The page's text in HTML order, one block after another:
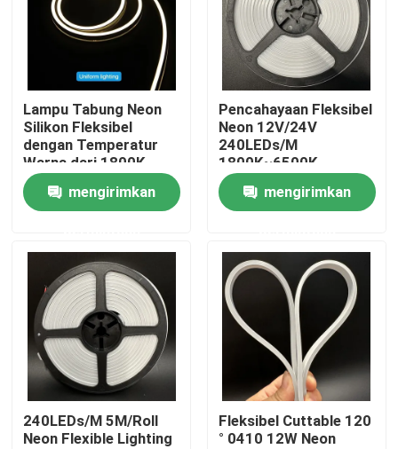
Tentang kita
Wisata pabrik
Kontrol kualitas
Hubungi kami
Berita
Quote request suatu
Lampu Strip Neon LED
Lampu Tabung Neon
Silikon Fleksibel
dengan Temperatur
Warna dari 1800K
hingga 6500K
mengirimkan
Pencahayaan Fleksibel
Neon 12V/24V
240LEDs/M
1800K~6500K
Temperatur Warna
mengirimkan
240LEDs/M 5M/Roll
Neon Flexible Lighting
Fleksibel Cuttable 120
° 0410 12W Neon